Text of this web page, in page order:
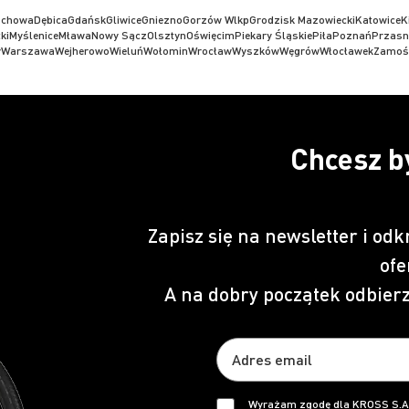
DębicaGdańskGliwiceGnieznoGorzów WlkpGrodzisk MazowieckiKatowice
MyśleniceMławaNowy SączOlsztynOświęcimPiekary ŚląskiePiłaPoznań
WarszawaWejherowoWieluńWołominWrocławWyszkówWęgrówWłocławek
Chcesz
Zapisz się na newsletter i
A na dobry początek
Wyrażam zgodę dla KROSS